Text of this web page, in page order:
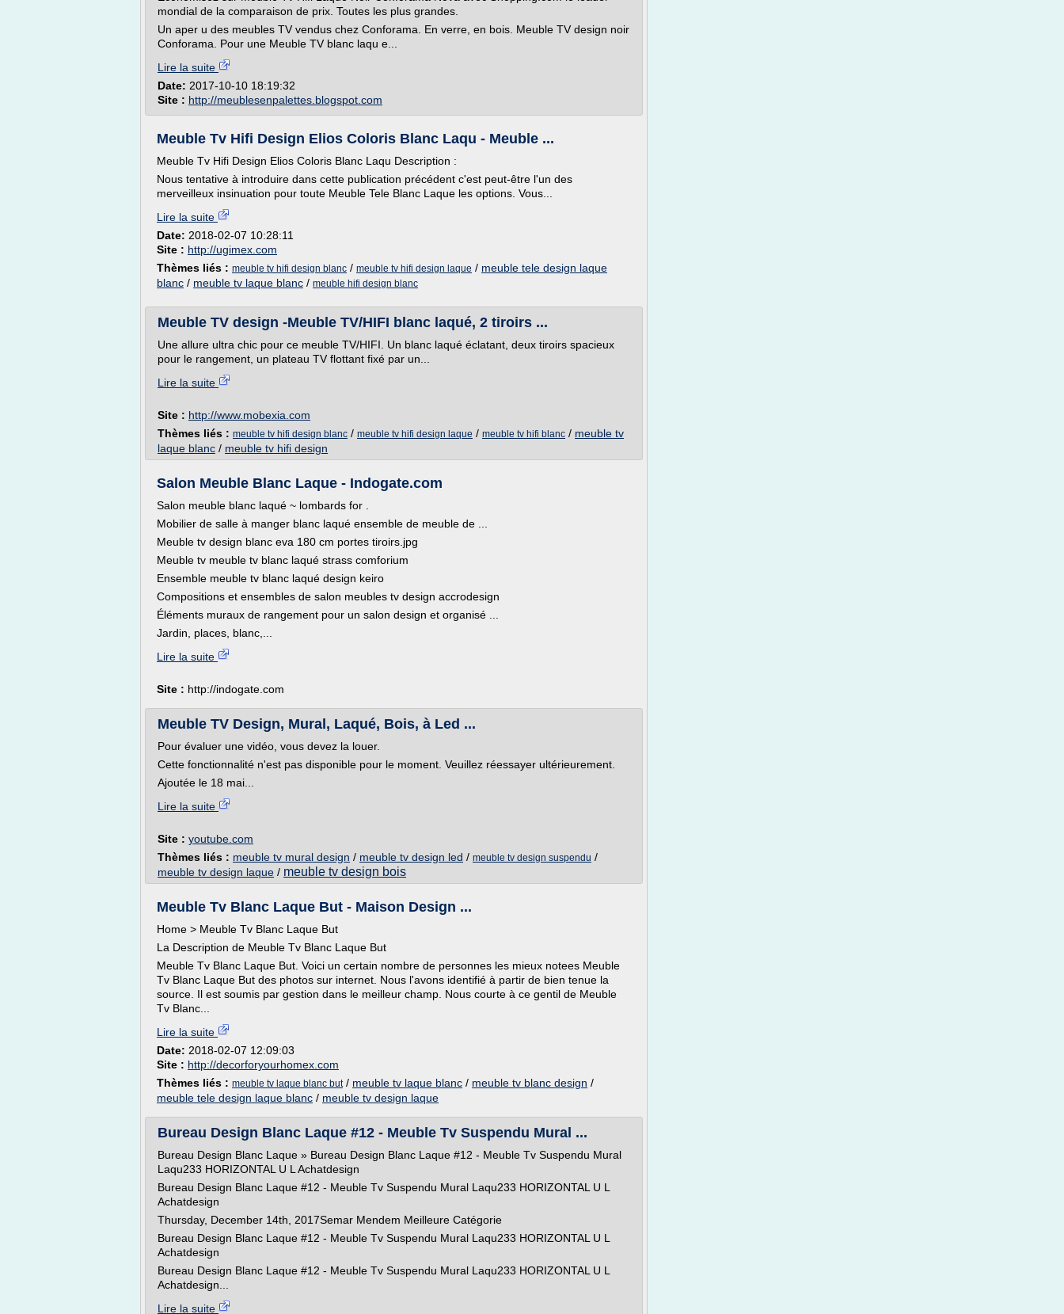
mondial de la comparaison de prix. Toutes les plus grandes.
Un aper u des meubles TV vendus chez Conforama. En verre, en bois. Meuble TV design noir
Conforama. Pour une Meuble TV blanc laqu e...
Lire la suite
Date: 2017-10-10 18:19:32
Site : http://meublesenpalettes.blogspot.com
Meuble Tv Hifi Design Elios Coloris Blanc Laqu - Meuble ...
Meuble Tv Hifi Design Elios Coloris Blanc Laqu Description :
Nous tentative à introduire dans cette publication précédent c'est peut-être l'un des
merveilleux insinuation pour toute Meuble Tele Blanc Laque les options. Vous...
Lire la suite
Date: 2018-02-07 10:28:11
Site : http://ugimex.com
Thèmes liés : meuble tv hifi design blanc / meuble tv hifi design laque / meuble tele design laque
blanc / meuble tv laque blanc / meuble hifi design blanc
Meuble TV design -Meuble TV/HIFI blanc laqué, 2 tiroirs ...
Une allure ultra chic pour ce meuble TV/HIFI. Un blanc laqué éclatant, deux tiroirs spacieux
pour le rangement, un plateau TV flottant fixé par un...
Lire la suite
Site : http://www.mobexia.com
Thèmes liés : meuble tv hifi design blanc / meuble tv hifi design laque / meuble tv hifi blanc / meuble tv
laque blanc / meuble tv hifi design
Salon Meuble Blanc Laque - Indogate.com
Salon meuble blanc laqué ~ lombards for .
Mobilier de salle à manger blanc laqué ensemble de meuble de ...
Meuble tv design blanc eva 180 cm portes tiroirs.jpg
Meuble tv meuble tv blanc laqué strass comforium
Ensemble meuble tv blanc laqué design keiro
Compositions et ensembles de salon meubles tv design accrodesign
Éléments muraux de rangement pour un salon design et organisé ...
Jardin, places, blanc,...
Lire la suite
Site : http://indogate.com
Meuble TV Design, Mural, Laqué, Bois, à Led ...
Pour évaluer une vidéo, vous devez la louer.
Cette fonctionnalité n'est pas disponible pour le moment. Veuillez réessayer ultérieurement.
Ajoutée le 18 mai...
Lire la suite
Site : youtube.com
Thèmes liés : meuble tv mural design / meuble tv design led / meuble tv design suspendu /
meuble tv design laque / meuble tv design bois
Meuble Tv Blanc Laque But - Maison Design ...
Home > Meuble Tv Blanc Laque But
La Description de Meuble Tv Blanc Laque But
Meuble Tv Blanc Laque But. Voici un certain nombre de personnes les mieux notees Meuble
Tv Blanc Laque But des photos sur internet. Nous l'avons identifié à partir de bien tenue la
source. Il est soumis par gestion dans le meilleur champ. Nous courte à ce gentil de Meuble
Tv Blanc...
Lire la suite
Date: 2018-02-07 12:09:03
Site : http://decorforyourhomex.com
Thèmes liés : meuble tv laque blanc but/ meuble tv laque blanc / meuble tv blanc design /
meuble tele design laque blanc / meuble tv design laque
Bureau Design Blanc Laque #12 - Meuble Tv Suspendu Mural ...
Bureau Design Blanc Laque » Bureau Design Blanc Laque #12 - Meuble Tv Suspendu Mural
Laqu233 HORIZONTAL U L Achatdesign
Bureau Design Blanc Laque #12 - Meuble Tv Suspendu Mural Laqu233 HORIZONTAL U L
Achatdesign
Thursday, December 14th, 2017Semar Mendem Meilleure Catégorie
Bureau Design Blanc Laque #12 - Meuble Tv Suspendu Mural Laqu233 HORIZONTAL U L
Achatdesign
Bureau Design Blanc Laque #12 - Meuble Tv Suspendu Mural Laqu233 HORIZONTAL U L
Achatdesign...
Lire la suite